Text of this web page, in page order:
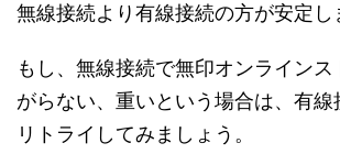
無線接続より有線接続の方が安定し
もし、無線接続で無印オンライン
がらない、重いという場合は、有線
リトライしてみましょう。